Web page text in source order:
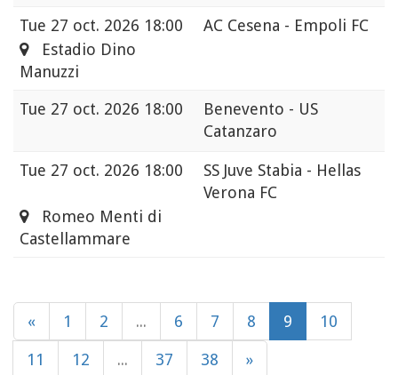
Tue 27 oct. 2026 18:00
AC Cesena - Empoli FC
Estadio Dino
Manuzzi
Tue 27 oct. 2026 18:00
Benevento - US
Catanzaro
Tue 27 oct. 2026 18:00
SS Juve Stabia - Hellas
Verona FC
Romeo Menti di
Castellammare
« 1 2 ... 6 7 8 9 10
11 12 ... 37 38 »